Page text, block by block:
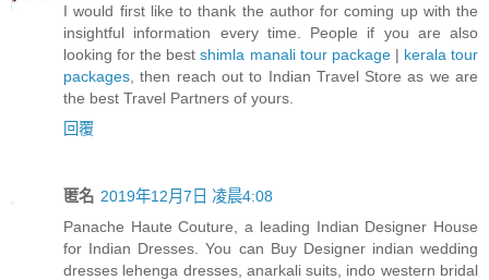
I would first like to thank the author for coming up with the
insightful information every time. People if you are also
looking for the bestshimla manali tour package| kerala tour
packages , then reach out to Indian Travel Store as we are
the best Travel Partners of yours.
回覆
匿名 2019年12月7日 凌晨4:08
Panache Haute Couture, a leading Indian Designer House
for Indian Dresses. You can Buy Designer indian wedding
dresses lehenga dresses, anarkali suits, indo western bridal